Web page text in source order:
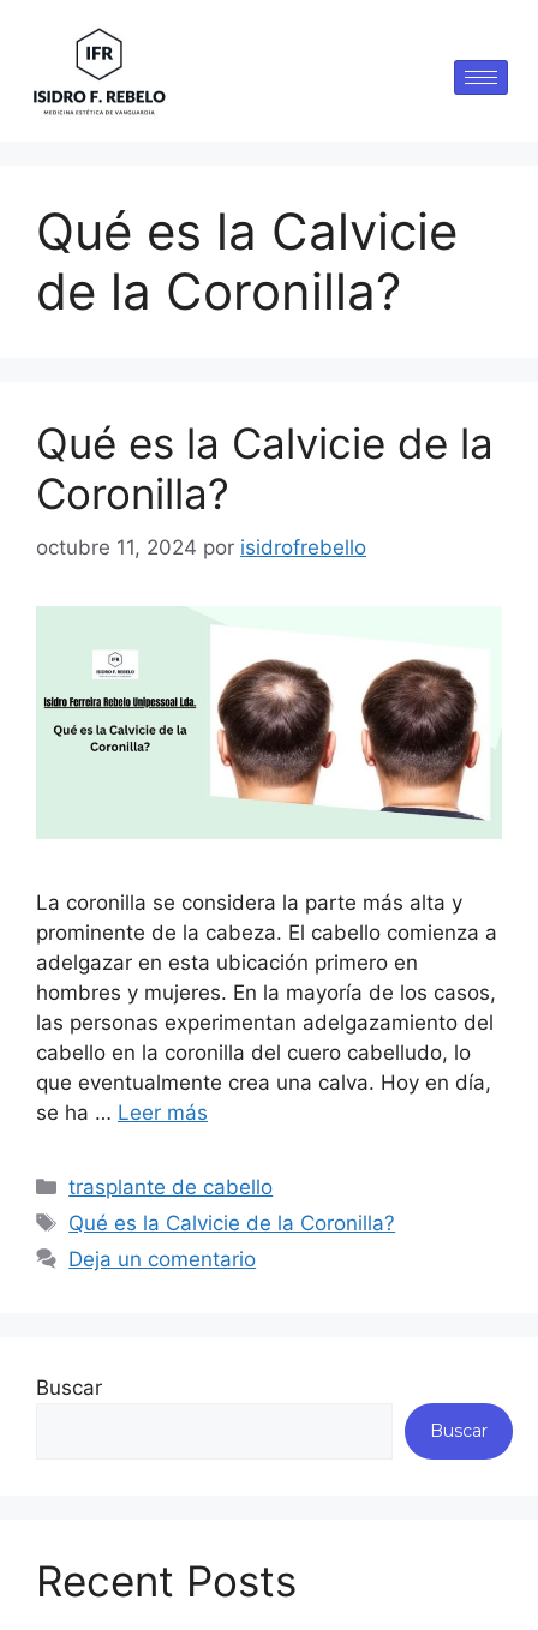
Qué es la Calvicie
de la Coronilla?
Qué es la Calvicie de la
Coronilla?
octubre 11, 2024 por isidrofrebello
La coronilla se considera la parte más alta y
prominente de la cabeza. El cabello comienza a
adelgazar en esta ubicación primero en
hombres y mujeres. En la mayoría de los casos,
las personas experimentan adelgazamiento del
cabello en la coronilla del cuero cabelludo, lo
que eventualmente crea una calva. Hoy en día,
se ha … Leer más
trasplante de cabello
Qué es la Calvicie de la Coronilla?
Deja un comentario
Buscar
Buscar
Recent Posts